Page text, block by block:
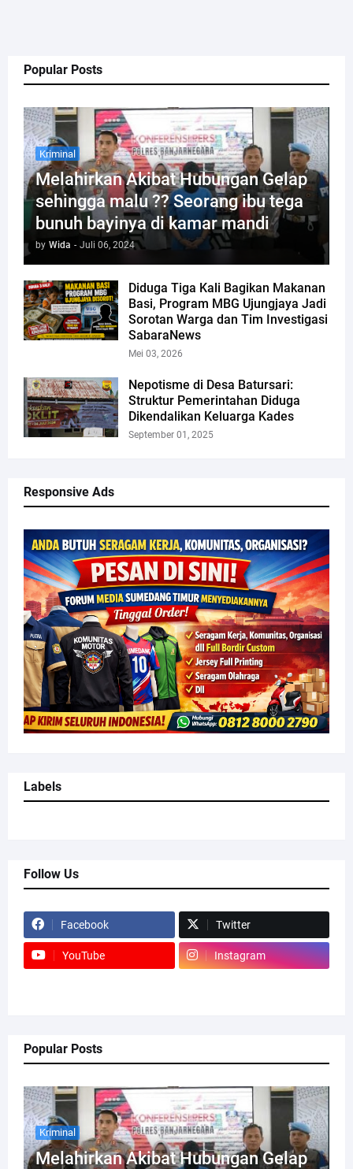
Popular Posts
Kriminal
Melahirkan Akibat Hubungan Gelap
sehingga malu ?? Seorang ibu tega
bunuh bayinya di kamar mandi
by Wida - Juli 06, 2024
Diduga Tiga Kali Bagikan Makanan
Basi, Program MBG Ujungjaya Jadi
Sorotan Warga dan Tim Investigasi
SabaraNews
Mei 03, 2026
Nepotisme di Desa Batursari:
Struktur Pemerintahan Diduga
Dikendalikan Keluarga Kades
September 01, 2025
Responsive Ads
Labels
Follow Us
Facebook Twitter
YouTube Instagram
Popular Posts
Kriminal
Melahirkan Akibat Hubungan Gelap